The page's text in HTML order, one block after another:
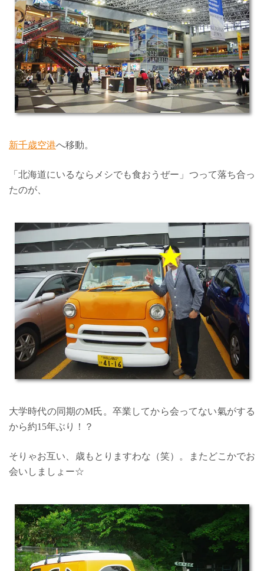
新千歳空港へ移動。
「北海道にいるならメシでも食おうぜー」つって落ち合っ
たのが、
大学時代の同期のM氏。卒業してから会ってない氣がする
から約15年ぶり！？
そりゃお互い、歳もとりますわな（笑）。またどこかでお
会いしましょー☆